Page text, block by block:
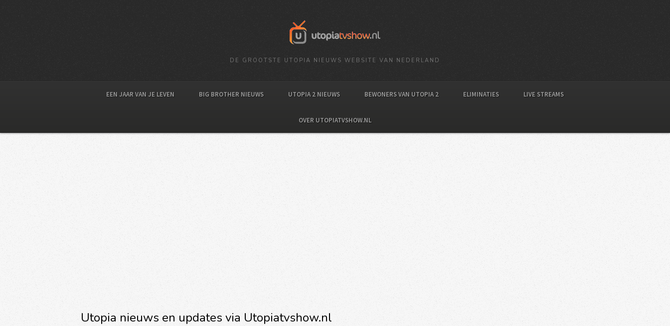
DE GROOTSTE UTOPIA NIEUWS WEBSITE VAN NEDERLAND
EEN JAAR VAN JE LEVEN BIG BROTHER NIEUWS UTOPIA 2 NIEUWS BEWONERS VAN UTOPIA 2 ELIMINATIES LIVE STREAMS
OVER UTOPIATVSHOW.NL
Utopia nieuws en updates via Utopiatvshow.nl